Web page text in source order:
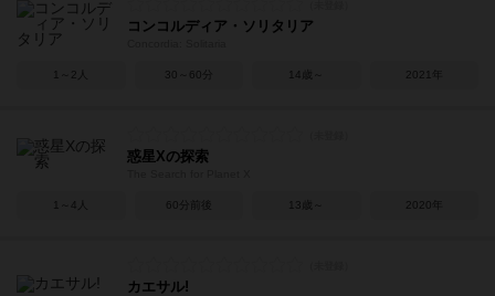
コンコルディア・ソリタリア
1～2人 30～60分 14歳～ 2021年
惑星Xの探索
1～4人 60分前後 13歳～ 2020年
カエサル!